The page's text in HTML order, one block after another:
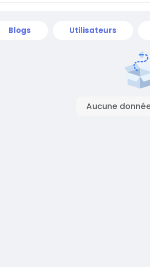
Blogs Utilisateurs
Aucune